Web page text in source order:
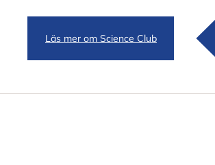
Fordonsvård och godshantering
Läs mer om Science Club